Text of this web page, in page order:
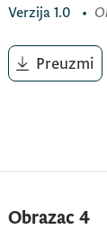
Verzija 1.0 •
Preuzmi
Obrazac 4